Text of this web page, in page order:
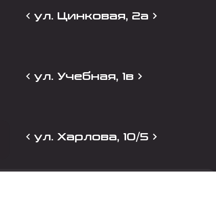
ул. Цинковая, 2а
ул. Учебная, 1в
ул. Харлова, 10/5